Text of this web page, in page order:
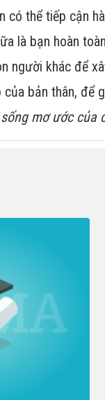
có thể tiếp cận
là bạn hoàn
người khác để
bản thân, để
mơ ước của